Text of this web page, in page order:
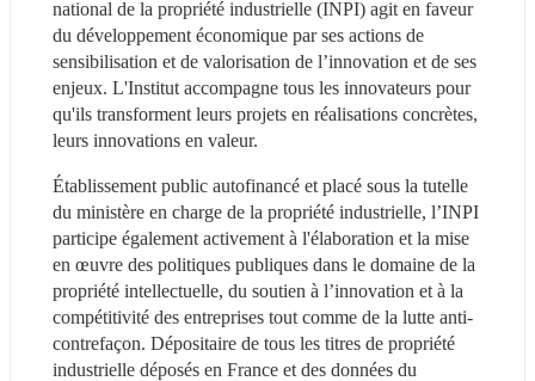
national de la propriété industrielle (INPI) agit en faveur
du développement économique par ses actions de
sensibilisation et de valorisation de l’innovation et de ses
enjeux. L'Institut accompagne tous les innovateurs pour
qu'ils transforment leurs projets en réalisations concrètes,
leurs innovations en valeur.
Établissement public autofinancé et placé sous la tutelle
du ministère en charge de la propriété industrielle, l’INPI
participe également activement à l'élaboration et la mise
en œuvre des politiques publiques dans le domaine de la
propriété intellectuelle, du soutien à l’innovation et à la
compétitivité des entreprises tout comme de la lutte anti-
contrefaçon. Dépositaire de tous les titres de propriété
industrielle déposés en France et des données du